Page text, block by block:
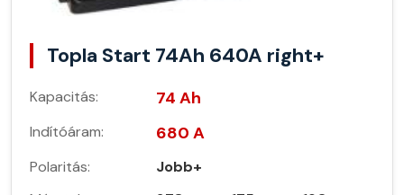
Topla Start 74Ah 640A right+
Kapacitás: 74 Ah
Indítóáram: 680 A
Polaritás:
Jobb+